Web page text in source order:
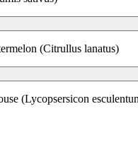
(Citrullus lanatus)
(Lycopsersicon